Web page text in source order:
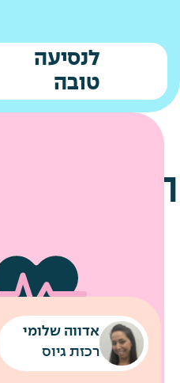
לנסיעה
טובה
שירותי מוניות לחניונים
רכבת קלה עד למשרדי
הטיפים
אדווה שלומי
רכזת גיוס